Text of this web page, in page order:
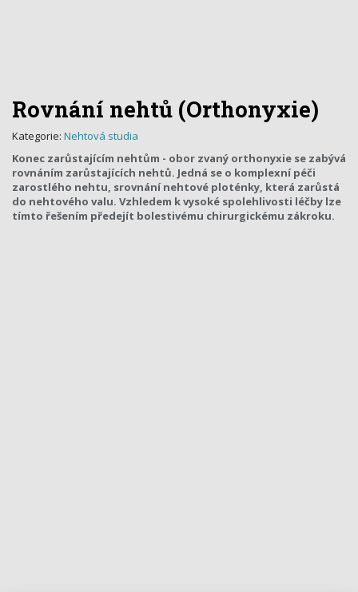
Rovnání nehtů (Orthonyxie)
Kategorie: Nehtová studia
Konec zarůstajícím nehtům - obor zvaný orthonyxie se zabývá
rovnáním zarůstajících nehtů. Jedná se o komplexní péči
zarostlého nehtu, srovnání nehtové ploténky, která zarůstá
do nehtového valu. Vzhledem k vysoké spolehlivosti léčby lze
tímto řešením předejít bolestivému chirurgickému zákroku.